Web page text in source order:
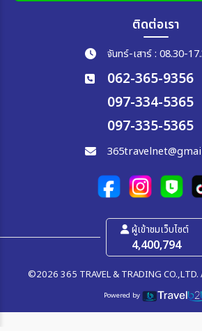
ติดต่อเรา
จันทร์-เสาร์ : 08.30-
062-365-9356
097-334-5365
097-335-5365
ผู้เข้าชมเว็บไซต์
4,400,794
©2026 365 TRAVEL & TRADING
Powered by